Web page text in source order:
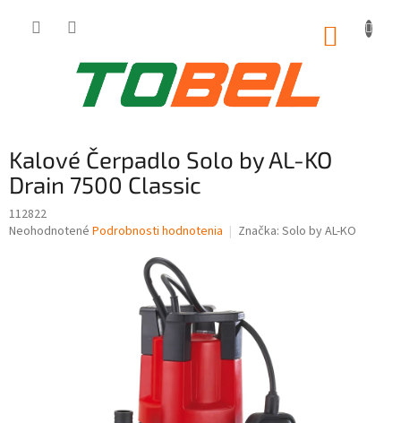
Kalové Čerpadlo Solo by AL-KO
Drain 7500 Classic
112822
Priemerné
Neohodnotené Podrobnosti hodnotenia Značka: Solo by AL-KO